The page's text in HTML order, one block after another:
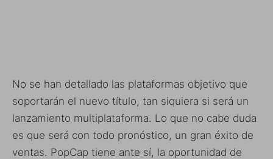
No se han detallado las plataformas objetivo que
soportarán el nuevo título, tan siquiera si será un
lanzamiento multiplataforma. Lo que no cabe duda
es que será con todo pronóstico, un gran éxito de
ventas. PopCap tiene ante sí, la oportunidad de